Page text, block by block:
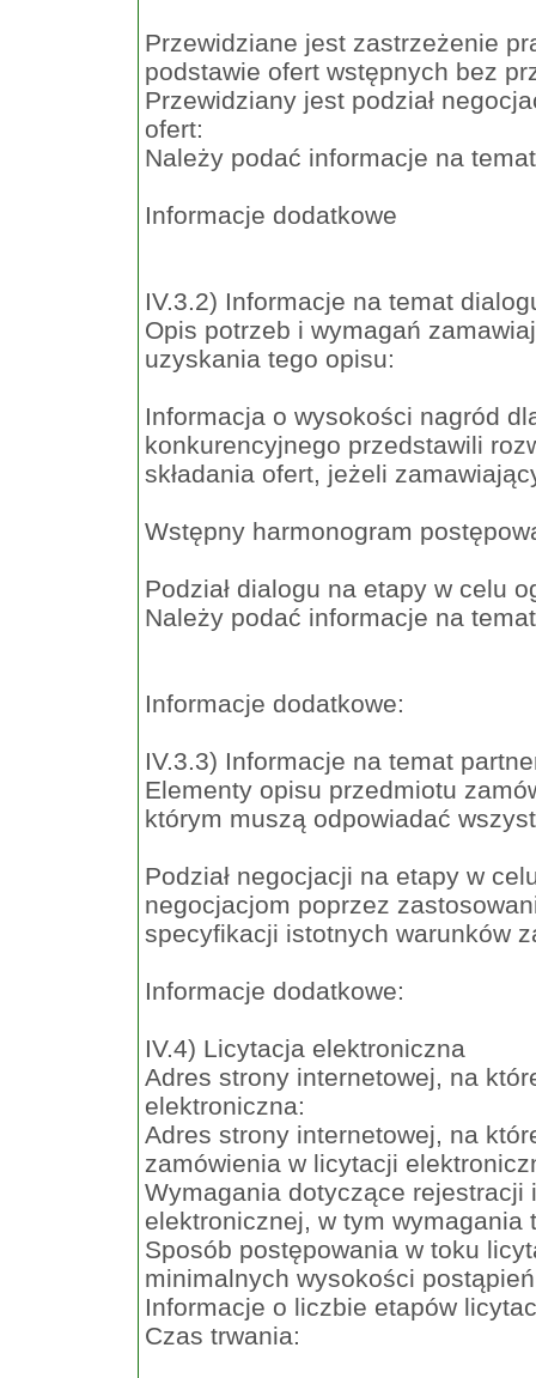
Przewidziane jest zastrzeżenie
podstawie ofert wstępnych bez
Przewidziany jest podział
ofert:
Należy podać informacje na
Informacje dodatkowe
IV.3.2) Informacje na temat
Opis potrzeb i wymagań
uzyskania tego opisu:
Informacja o wysokości nagród
konkurencyjnego przedstawili
składania ofert, jeżeli
Wstępny harmonogram
Podział dialogu na etapy w celu
Należy podać informacje na
Informacje dodatkowe:
IV.3.3) Informacje na temat
Elementy opisu przedmiotu
którym muszą odpowiadać
Podział negocjacji na etapy w
negocjacjom poprzez
specyfikacji istotnych warunków
Informacje dodatkowe:
IV.4) Licytacja elektroniczna
Adres strony internetowej, na
elektroniczna:
Adres strony internetowej, na
zamówienia w licytacji
Wymagania dotyczące
elektronicznej, w tym
Sposób postępowania w toku
minimalnych wysokości
Informacje o liczbie etapów
Czas trwania: